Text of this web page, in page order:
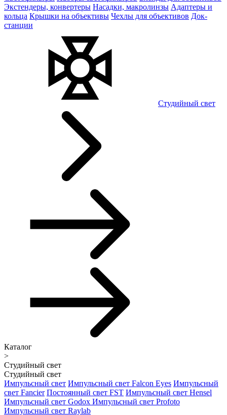
Экстендеры, конвертеры Насадки, макролинзы Адаптеры и
кольца Крышки на объективы Чехлы для объективов Док-
станции
Студийный свет
Каталог
>
Студийный свет
Студийный свет
Импульсный свет Импульсный свет Falcon Eyes Импульсный
свет Fancier Постоянный свет FST Импульсный свет Hensel
Импульсный свет Godox Импульсный свет Profoto
Импульсный свет Raylab